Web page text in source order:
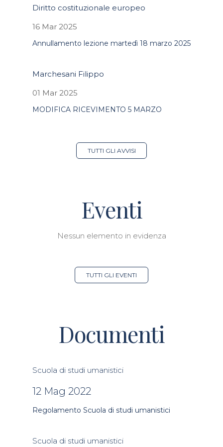
Diritto costituzionale europeo
16 Mar 2025
Annullamento lezione martedì 18 marzo 2025
Marchesani Filippo
01 Mar 2025
MODIFICA RICEVIMENTO 5 MARZO
TUTTI GLI AVVISI
Eventi
Nessun elemento in evidenza
TUTTI GLI EVENTI
Documenti
Scuola di studi umanistici
12 Mag 2022
Regolamento Scuola di studi umanistici
Scuola di studi umanistici